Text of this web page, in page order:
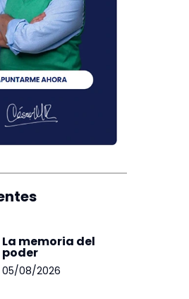
La memoria del
poder
05/08/2026